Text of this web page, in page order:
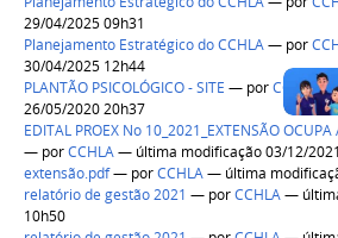
29/04/2025 09h31
Planejamento Estratégico do CCHLA— por
30/04/2025 12h44
PLANTÃO PSICOLÓGICO - SITE — porCCHLA—
26/05/2020 20h37
EDITAL PROEX No 10_2021_EXTENSÃO
— porCCHLA— última modificação 03/12/
extensão.pdf— porCCHLA— última
relatório de gestão 2021 — porCCHLA—
10h50